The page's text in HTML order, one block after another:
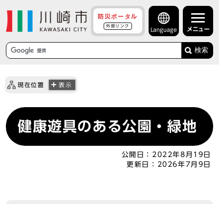
防災ポータル
外部リンク
Language メニュー
検索
現在位置 表示
健康遊具のある公園・緑地
公開日： 2022年8月19日
更新日：
2026年7月9日